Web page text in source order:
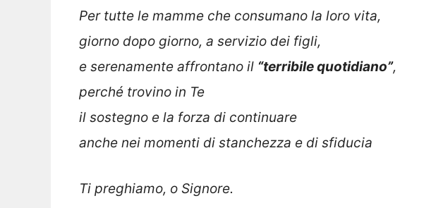
Per tutte le mamme che consumano la loro vita,
giorno dopo giorno, a servizio dei figli,
e serenamente affrontano il “terribile quotidiano”,
perché trovino in Te
il sostegno e la forza di continuare
anche nei momenti di stanchezza e di sfiducia
Ti preghiamo, o Signore.